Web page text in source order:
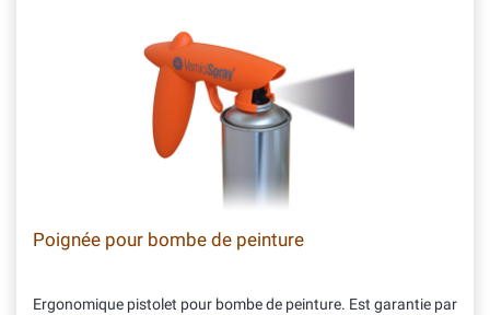
Poignée pour bombe de peinture
Ergonomique pistolet pour bombe de peinture. Est garantie par